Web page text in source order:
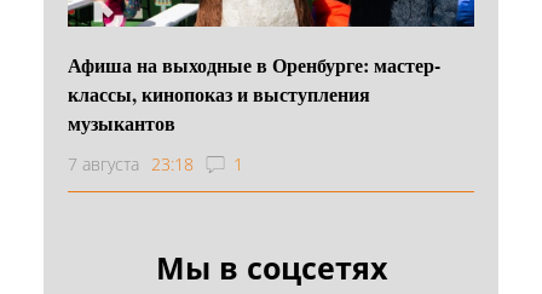
Афиша на выходные в Оренбурге: мастер-
классы, кинопоказ и выступления
музыкантов
7 августа 23:18 1
Мы в соцсетях